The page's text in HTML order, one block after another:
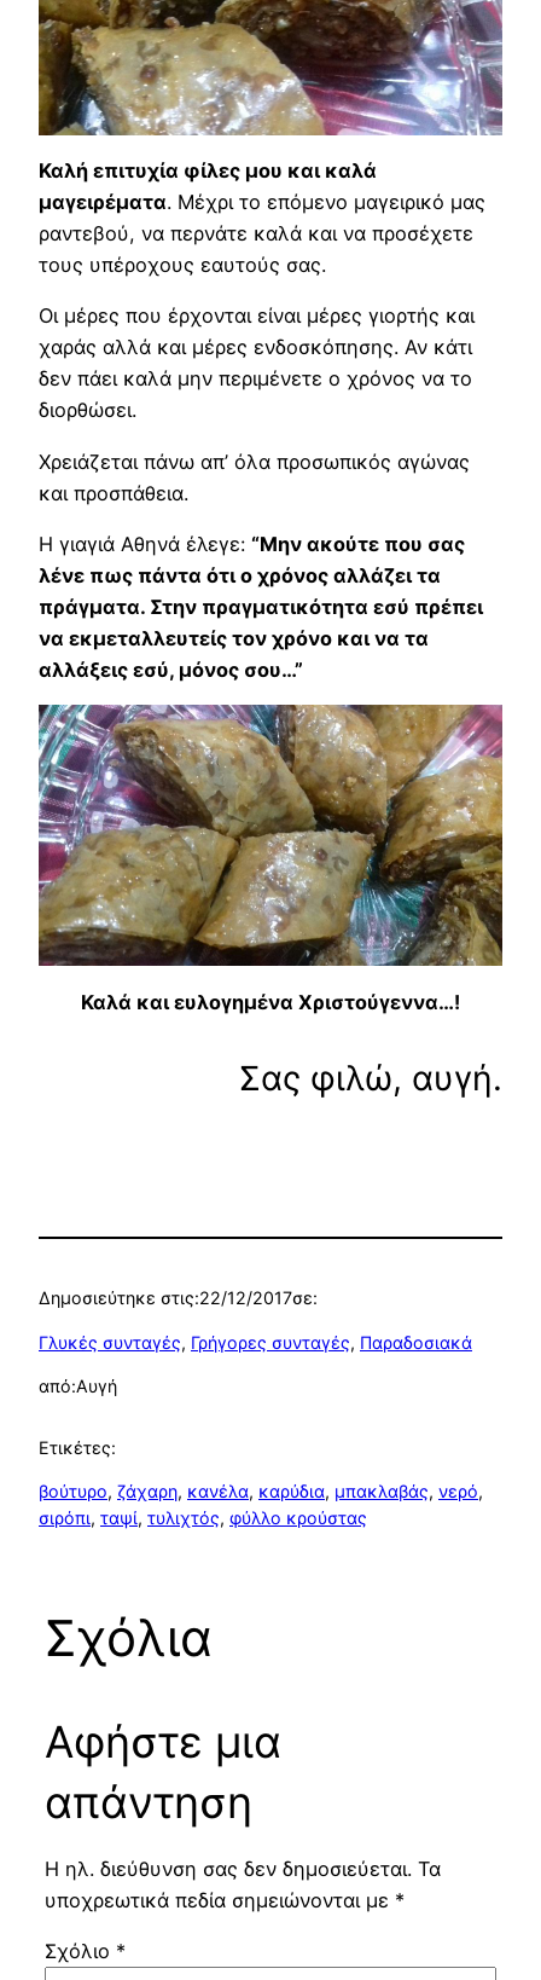
Καλή επιτυχία φίλες μου και καλά
μαγειρέματα. Μέχρι το επόμενο μαγειρικό μας
ραντεβού, να περνάτε καλά και να προσέχετε
τους υπέροχους εαυτούς σας.
Οι μέρες που έρχονται είναι μέρες γιορτής και
χαράς αλλά και μέρες ενδοσκόπησης. Αν κάτι
δεν πάει καλά μην περιμένετε ο χρόνος να το
διορθώσει.
Χρειάζεται πάνω απ’ όλα προσωπικός αγώνας
και προσπάθεια.
Η γιαγιά Αθηνά έλεγε: “Μην ακούτε που σας
λένε πως πάντα ότι ο χρόνος αλλάζει τα
πράγματα. Στην πραγματικότητα εσύ πρέπει
να εκμεταλλευτείς τον χρόνο και να τα
αλλάξεις εσύ, μόνος σου…”
Καλά και ευλογημένα Χριστούγεννα…!
Σας φιλώ, αυγή.
Δημοσιεύτηκε στις:22/12/2017σε:
Γλυκές συνταγές, Γρήγορες συνταγές, Παραδοσιακά
από:Αυγή
Ετικέτες:
βούτυρο, ζάχαρη, κανέλα, καρύδια, μπακλαβάς, νερό
σιρόπι, ταψί, τυλιχτός, φύλλο κρούστας
Σχόλια
Αφήστε μια
απάντηση
Η ηλ. διεύθυνση σας δεν δημοσιεύεται. Τα
υποχρεωτικά πεδία σημειώνονται με *
Σχόλιο *